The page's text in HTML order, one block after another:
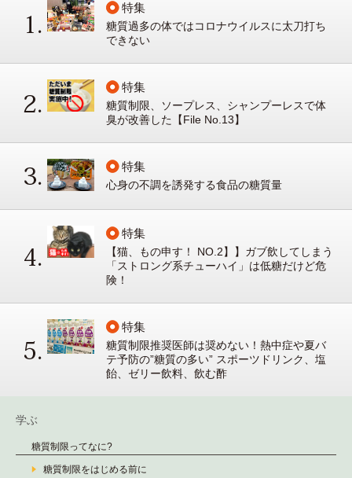
特集
糖質過多の体ではコロナウイルスに太刀打ち
できない
特集
糖質制限、ソープレス、シャンプーレスで体
臭が改善した【File No.13】
特集
心身の不調を誘発する食品の糖質量
特集
【猫、もの申す！ NO.2】】ガブ飲してしまう
「ストロング系チューハイ」は低糖だけど危
険！
特集
糖質制限推奨医師は奨めない！熱中症や夏バ
テ予防の”糖質の多い” スポーツドリンク、塩
飴、ゼリー飲料、飲む酢
学ぶ
糖質制限ってなに?
糖質制限をはじめる前に